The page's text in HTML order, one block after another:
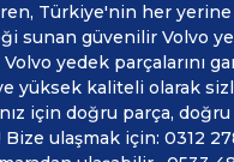
Türkiye'nin her yerine
sunan güvenilir Volvo
yedek parçalarını
yüksek kaliteli olarak
için doğru parça,
Bize ulaşmak için: 0312